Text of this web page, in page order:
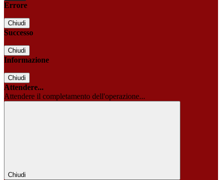
Errore
Chiudi
Successo
Chiudi
Informazione
Chiudi
Attendere...
Attendere il completamento dell'operazione...
Chiudi